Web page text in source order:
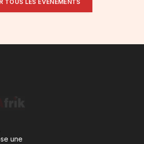
TOUS LES ÉVÉNEMENTS
une